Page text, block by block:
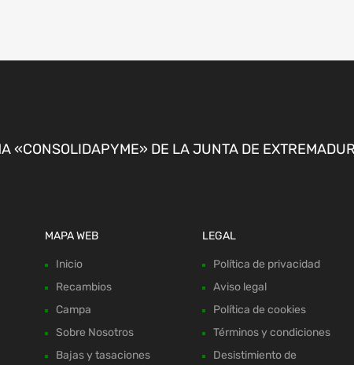
«CONSOLIDAPYME» DE LA JUNTA DE
MAPA WEB
Inicio
Recambios
Campa
Sobre Nosotros
Bajas y tasaciones
LEGAL
Política de privacidad
Aviso legal
Política de cookies
Términos y condiciones
Desistimiento de